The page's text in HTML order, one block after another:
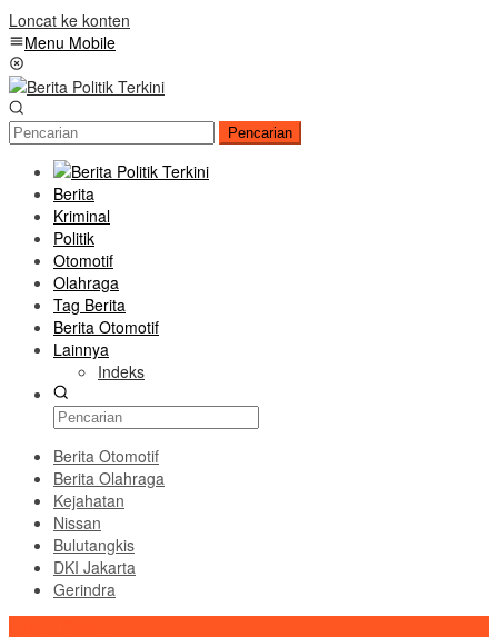
Loncat ke konten
Menu Mobile
Pencarian
Berita
Kriminal
Politik
Otomotif
Olahraga
Tag Berita
Berita Otomotif
Lainnya
Indeks
Berita Otomotif
Berita Olahraga
Kejahatan
Nissan
Bulutangkis
DKI Jakarta
Gerindra